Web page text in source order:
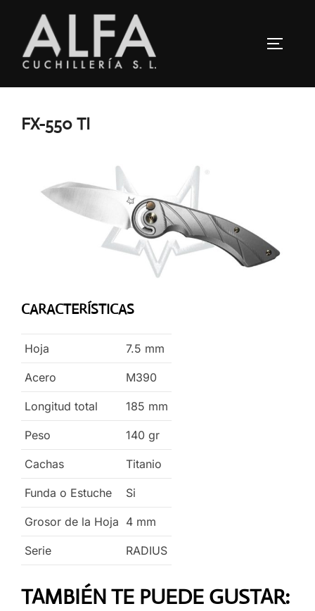
contenido
FX-550 TI
CARACTERÍSTICAS
Hoja 7.5 mm
Acero M390
Longitud total 185 mm
Peso 140 gr
Cachas Titanio
Funda o Estuche Si
Grosor de la Hoja 4 mm
Serie RADIUS
TAMBIÉN TE PUEDE GUSTAR: